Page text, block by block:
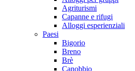
Agriturismi
Capanne e rifugi
Alloggi esperienziali
Paesi
Bigorio
Breno
Brè
Canobbio